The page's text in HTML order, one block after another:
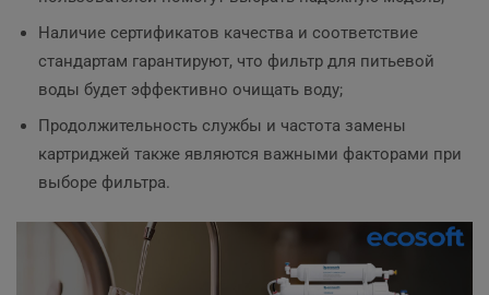
Наличие сертификатов качества и соответствие
стандартам гарантируют, что фильтр для питьевой
воды будет эффективно очищать воду;
Продолжительность службы и частота замены
картриджей также являются важными факторами при
выборе фильтра.